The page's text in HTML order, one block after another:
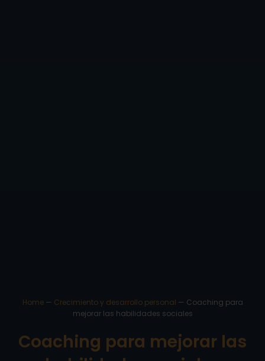
Home— Crecimiento y desarrollo personal — Coaching para
mejorar las habilidades sociales
Coaching para mejorar las